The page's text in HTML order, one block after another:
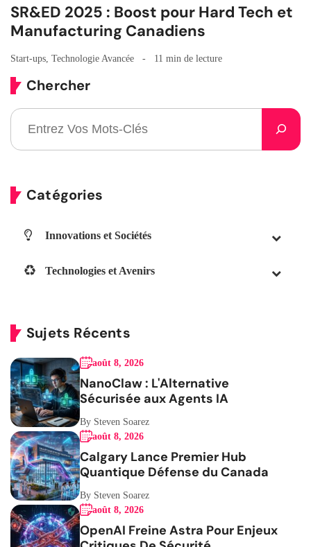
SR&ED 2025 : Boost pour Hard Tech et
Manufacturing Canadiens
Start-ups Technologie Avancée 11 min de lecture
Chercher
Catégories
Innovations et Sociétés
Technologies et Avenirs
Sujets Récents
août 8, 2026
NanoClaw : L'Alternative
Sécurisée aux Agents IA
By Steven Soarez
août 8, 2026
Calgary Lance Premier Hub
Quantique Défense du Canada
By Steven Soarez
août 8, 2026
OpenAI Freine Astra Pour Enjeux